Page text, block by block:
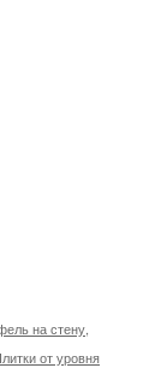
на стену
от уровня